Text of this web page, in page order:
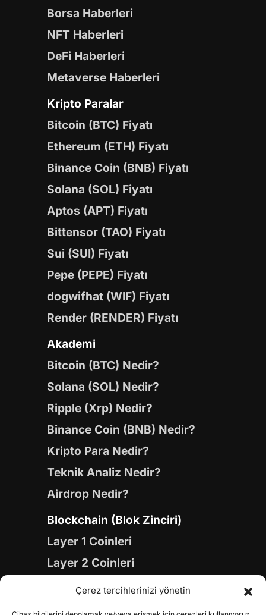
Çerez tercihlerinizi yönetin
Borsa Haberleri
NFT Haberleri
DeFi Haberleri
Metaverse Haberleri
Kripto Paralar
Bitcoin (BTC) Fiyatı
Ethereum (ETH) Fiyatı
Binance Coin (BNB) Fiyatı
Solana (SOL) Fiyatı
Aptos (APT) Fiyatı
Bittensor (TAO) Fiyatı
Sui (SUI) Fiyatı
Pepe (PEPE) Fiyatı
dogwifhat (WIF) Fiyatı
Render (RENDER) Fiyatı
Akademi
Bitcoin (BTC) Nedir?
Solana (SOL) Nedir?
Ripple (Xrp) Nedir?
Binance Coin (BNB) Nedir?
Kripto Para Nedir?
Teknik Analiz Nedir?
Airdrop Nedir?
Blockchain (Blok Zinciri)
Layer 1 Coinleri
Layer 2 Coinleri
Yapay Zeka (AI) Coinleri